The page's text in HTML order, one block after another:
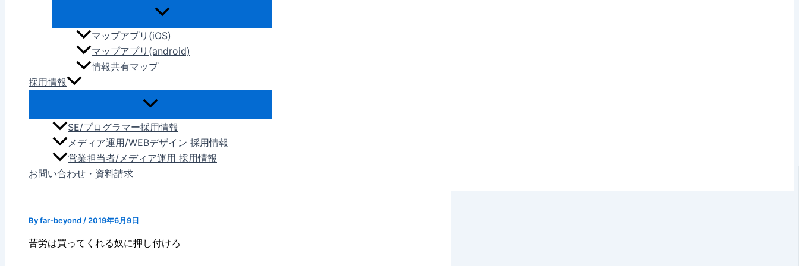
マップアプリ(iOS)
マップアプリ(android)
情報共有マップ
採用情報
SE/プログラマー採用情報
メディア運用/WEBデザイン 採用情報
営業担当者/メディア運用 採用情報
お問い合わせ・資料請求
Byfar-beyond / 2019年6月9日
苦労は買ってくれる奴に押し付けろ